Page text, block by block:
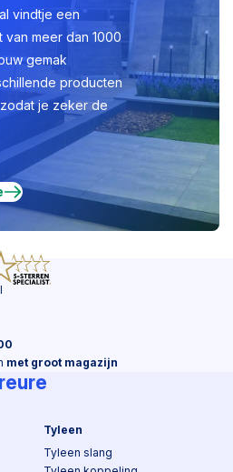
vindtje een
meer dan 1000
gemak
producten
je zeker de
met groot magazijn
Tyleen
Tyleen slang